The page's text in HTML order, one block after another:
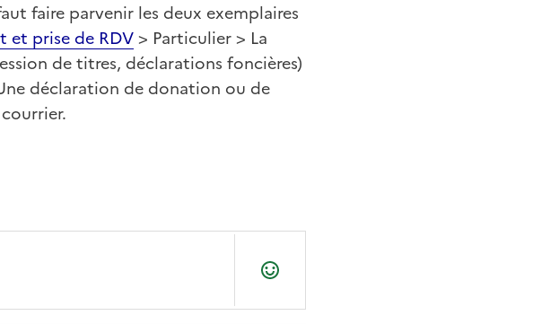
faire parvenir les deux exemplaires
et prise de RDV> Particulier > La
de titres, déclarations foncières)
déclaration de donation ou de